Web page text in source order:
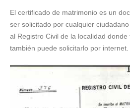
El certificado de matrimonio es un
ser solicitado por cualquier
al Registro Civil de la localidad
también puede solicitarlo por internet.